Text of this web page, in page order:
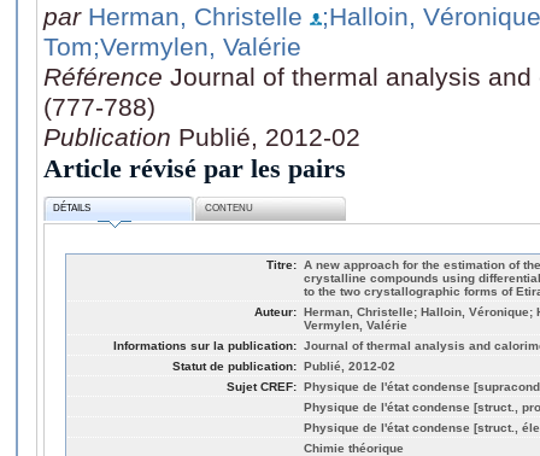
par Herman, Christelle
;Halloin, Véronique
Tom;Vermylen, Valérie
Référence Journal of thermal analysis
(777-788)
Publication Publié, 2012-02
Article révisé par les pairs
DÉTAILS CONTENU
Titre: A new approach for the estimation of
crystalline compounds using
to the two crystallographic forms of
Auteur: Herman, Christelle; Halloin, Véronique;
Vermylen, Valérie
Informations sur la publication: Journal of thermal analysis and
Statut de publication: Publié, 2012-02
Sujet CREF: Physique de l'état condense
Physique de l'état condense [struct.,
Physique de l'état condense [struct.,
Chimie théorique